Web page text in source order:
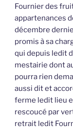
Fournier des
appartenances
décembre
promis à sa
qui depuis ledit
mestairie dont
pourra rien
aussi dit et
ferme ledit lieu
rescoucé par
retrait ledit